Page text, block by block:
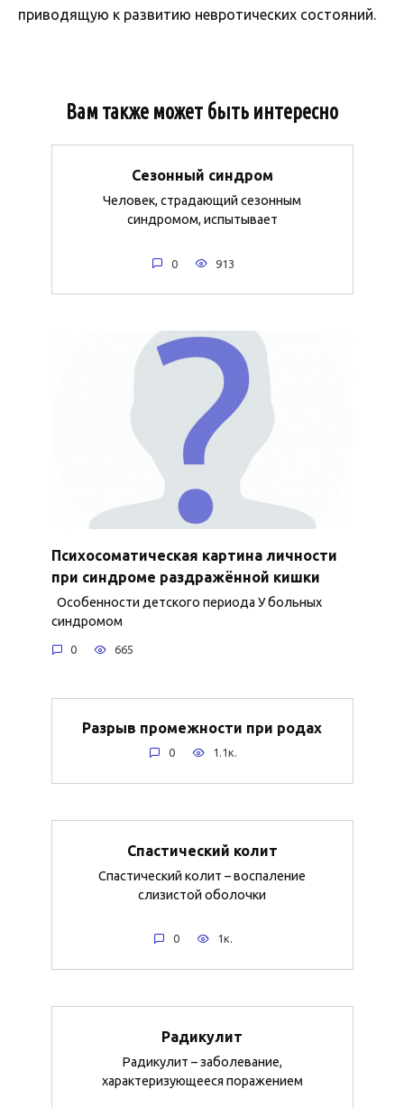
приводящую к развитию невротических состояний.
Вам также может быть интересно
Сезонный синдром
Человек, страдающий сезонным
синдромом, испытывает
0 913
Психосоматическая картина личности
при синдроме раздражённой кишки
Особенности детского периода У больных
синдромом
0 665
Разрыв промежности при родах
0 1.1к.
Спастический колит
Спастический колит – воспаление
слизистой оболочки
0 1к.
Радикулит
Радикулит – заболевание,
характеризующееся поражением